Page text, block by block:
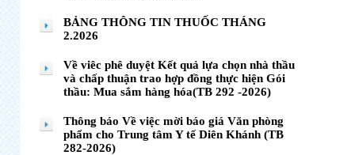
BẢNG THÔNG TIN THUỐC THÁNG
2.2026
Về viêc phê duyệt Kết quả lựa chọn nhà thầu
và chấp thuận trao hợp đồng thực hiện Gói
thầu: Mua sắm hàng hóa(TB 292 -2026)
Thông báo Về việc mời báo giá Văn phòng
phẩm cho Trung tâm Y tế Diên Khánh (TB
282-2026)